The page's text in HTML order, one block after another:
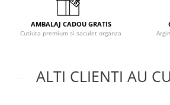
AMBALAJ CADOU GRATIS
Cutiuta premium si saculet organza
ALTI CLIENTI AU